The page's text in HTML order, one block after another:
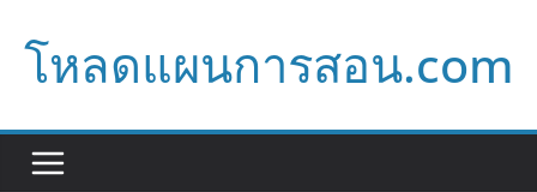
content
โหลดแผนการสอน.com